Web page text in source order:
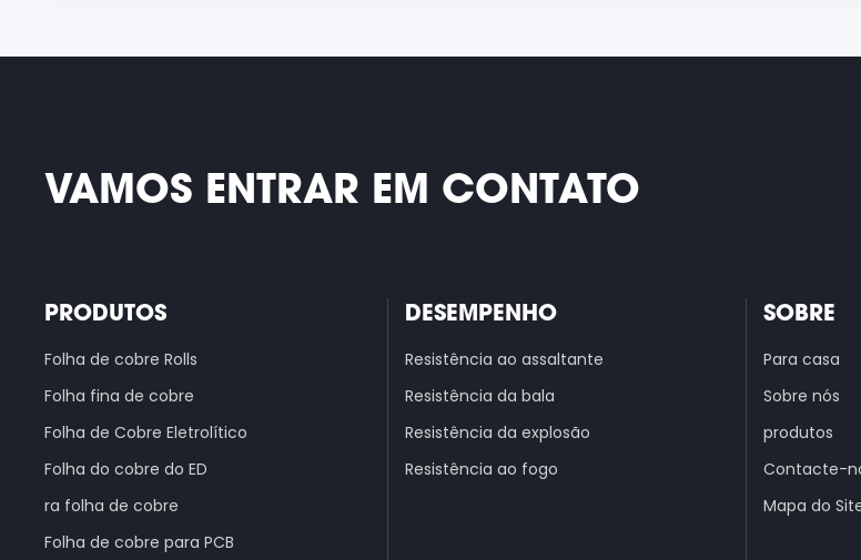
VAMOS ENTRAR EM CONTATO
PRODUTOS
Folha de cobre Rolls
Folha fina de cobre
Folha de Cobre Eletrolítico
Folha do cobre do ED
ra folha de cobre
Folha de cobre para PCB
DESEMPENHO
Resistência ao assaltante
Resistência da bala
Resistência da explosão
Resistência ao fogo
SOBRE
Para casa
Sobre nós
produtos
Contacte-
Mapa do